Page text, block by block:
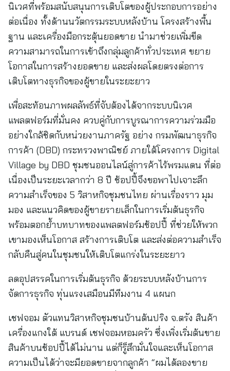
นิเวศที่พร้อมสนับสนุนการเติบโตของผู้ประกอบการอย่าง
ต่อเนื่อง ทั้งด้านนวัตกรรมระบบหลังบ้าน โครงสร้างพื้น
ฐาน และเครื่องมือกระตุ้นยอดขาย นำมาช่วยเพิ่มขีด
ความสามารถในการเข้าถึงกลุ่มลูกค้าทั่วประเทศ ขยาย
โอกาสในการสร้างยอดขาย และส่งผลโดยตรงต่อการ
เติบโตทางธุรกิจของผู้ขายในระยะยาว
เพื่อสะท้อนภาพผลลัพธ์ที่จับต้องได้จากระบบนิเวศ
แพลตฟอร์มที่มั่นคง ควบคู่กับการบูรณาการความร่วมมือ
อย่างใกล้ชิดกับหน่วยงานภาครัฐ อย่าง กรมพัฒนาธุรกิจ
การค้า (DBD) กระทรวงพาณิชย์ ภายใต้โครงการ Digital
Village by DBD ชุมชนออนไลน์สู่การค้าไร้พรมแดน ที่ต่อ
เนื่องเป็นระยะเวลากว่า 8 ปี ช้อปปี้จึงขอพาไปเจาะลึก
ความสำเร็จของ 5 วิสาหกิจชุมชนไทย ผ่านเรื่องราว มุม
มอง และแนวคิดของผู้ขายรายเล็กในการเริ่มต้นธุรกิจ
พร้อมตอกย้ำบทบาทของแพลตฟอร์มช้อปปี้ ที่ช่วยให้พวก
เขามองเห็นโอกาส สร้างการเติบโต และส่งต่อความสำเร็จ
กลับคืนสู่คนในชุมชนให้เติบโตแกร่งในระยะยาว
ลดอุปสรรคในการเริ่มต้นธุรกิจ ด้วยระบบหลังบ้านการ
จัดการธุรกิจ ทุ่นแรงเสมือนมีทีมงาน 4 แผนก
เชฟจอม ตัวแทนวิสาหกิจชุมชนบ้านต้นปริง จ.ตรัง สินค้า
เครื่องแกงใต้ แบรนด์ เชฟจอมหอมครัว ซึ่งเพิ่งเริ่มต้นขาย
สินค้าบนช้อปปี้ได้ไม่นาน แต่ก็รู็สึกมั่นใจและเห็นโอกาส
ความเป็นได้ว่าจะมียอดขายจากลูกค้า “ผมได้ลองขาย